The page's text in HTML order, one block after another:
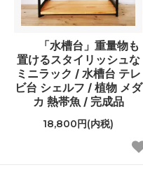
「水槽台」重量物も
置けるスタイリッシュな
ミニラック / 水槽台 テレ
ビ台 シェルフ / 植物 メダ
カ 熱帯魚 / 完成品
18,800円(内税)